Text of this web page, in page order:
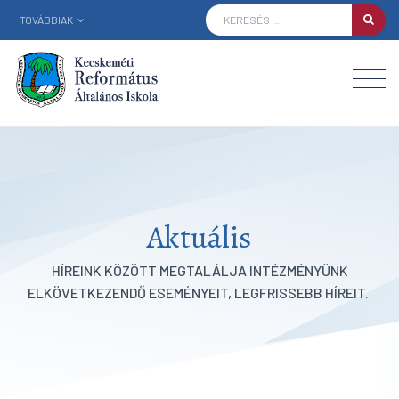
TOVÁBBIAK
Aktuális
HÍREINK KÖZÖTT MEGTALÁLJA INTÉZMÉNYÜNK
ELKÖVETKEZENDŐ ESEMÉNYEIT, LEGFRISSEBB HÍREIT.